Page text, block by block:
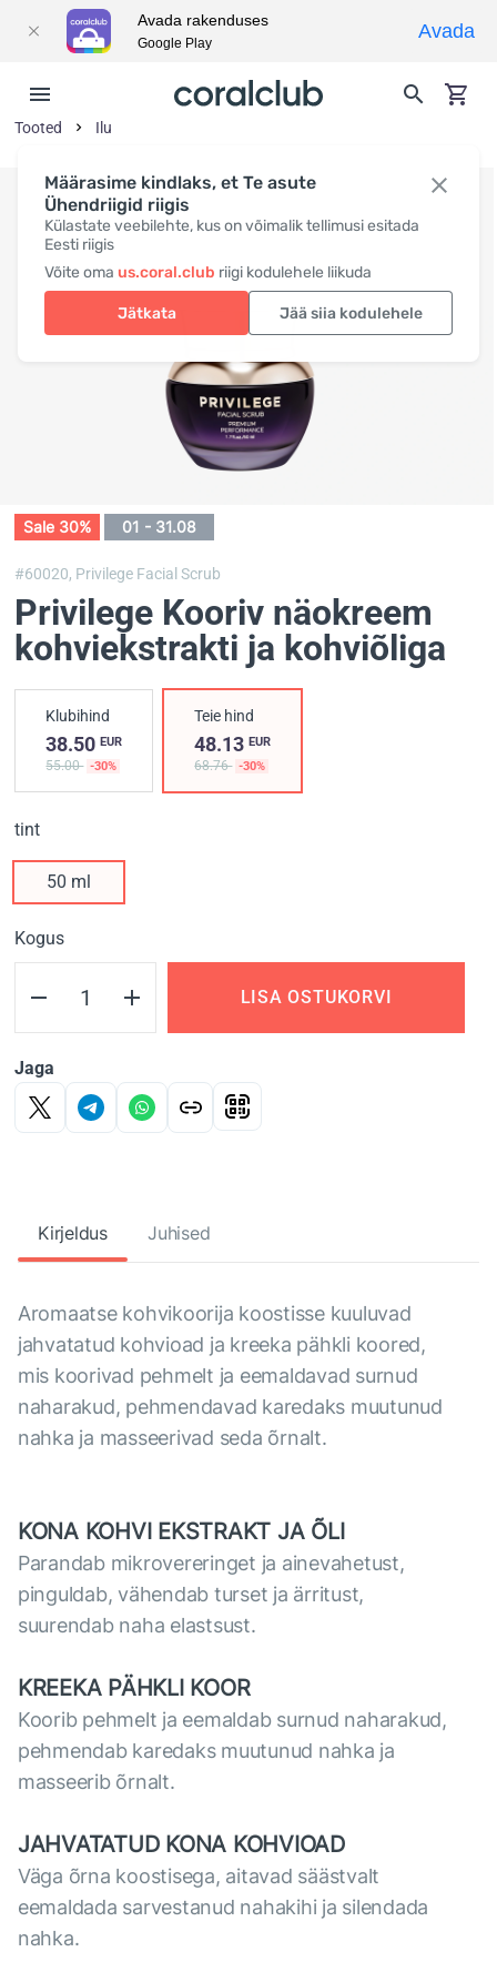
Määrasime kindlaks, et Te asute
Ühendriigid riigis
Külastate veebilehte, kus on võimalik tellimusi esitada
Eesti riigis
Võite oma us.coral.club riigi kodulehele liikuda
Jätkata Jää siia kodulehele
Tooted Ilu
Sale 30% 01 - 31.08
#60020, Privilege Facial Scrub
Privilege Kooriv näokreem
kohviekstrakti ja kohviõliga
Klubihind
38.50 EUR
55.00 -30%
Teie hind
48.13EUR
68.76 -30%
tint
50 ml
Kogus
LISA OSTUKORVI
Jaga
Kirjeldus Juhised
Aromaatse kohvikoorija koostisse kuuluvad
jahvatatud kohvioad ja kreeka pähkli koored,
mis koorivad pehmelt ja eemaldavad surnud
naharakud, pehmendavad karedaks muutunud
nahka ja masseerivad seda õrnalt.
KONA KOHVI EKSTRAKT JA ÕLI
Parandab mikrovereringet ja ainevahetust,
pinguldab, vähendab turset ja ärritust,
suurendab naha elastsust.
KREEKA PÄHKLI KOOR
Koorib pehmelt ja eemaldab surnud naharakud,
pehmendab karedaks muutunud nahka ja
masseerib õrnalt.
JAHVATATUD KONA KOHVIOAD
Väga õrna koostisega, aitavad säästvalt
eemaldada sarvestanud nahakihi ja silendada
nahka.
Avada rakenduses
Google Play
Avada